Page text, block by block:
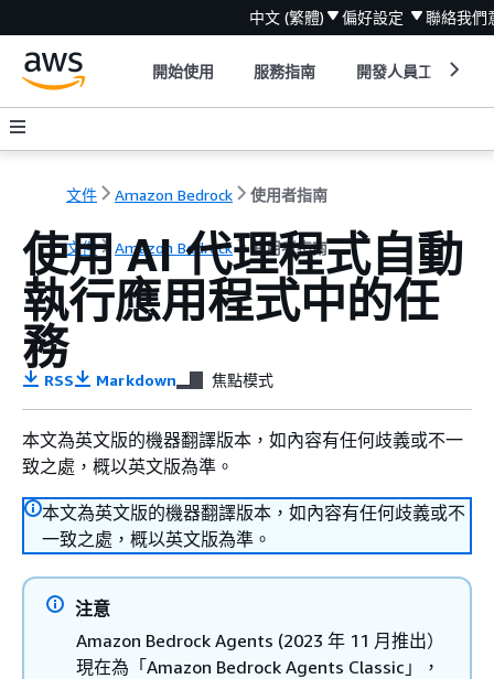
中文 (繁體) 偏好設定 聯絡我們
開始使用 服務指南 開發人員工具
文件 Amazon Bedrock 使用者指南
文件 Amazon Bedrock 使用者指南
使用 AI 代理程式自動
執行應用程式中的任
務
RSS Markdown 焦點模式
本文為英文版的機器翻譯版本，如內容有任何歧義或不一
致之處，概以英文版為準。
本文為英文版的機器翻譯版本，如內容有任何歧義或不
一致之處，概以英文版為準。
注意
Amazon Bedrock Agents (2023 年 11 月推出）
現在為「Amazon Bedrock Agents Classic」，